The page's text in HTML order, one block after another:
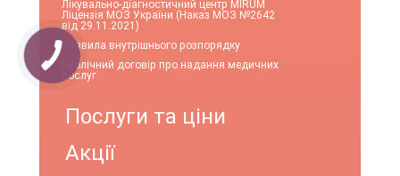
Лікувально-діагностичний центр MIRUM
Ліцензія МОЗ України (Наказ МОЗ №2642
від 29.11.2021)
Правила внутрішнього розпорядку
Публічний договір про надання медичних
послуг
Послуги та ціни
Акції